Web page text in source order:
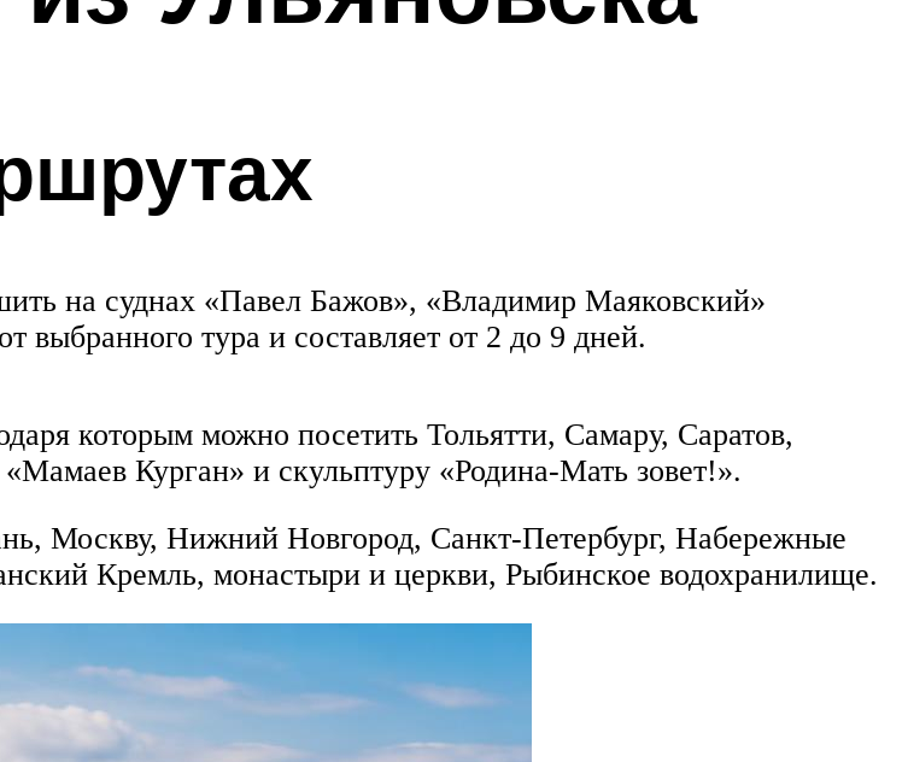
на суднах «Павел Бажов», «Владимир Маяковский»
выбранного тура и составляет от 2 до 9 дней.
которым можно посетить Тольятти, Самару, Саратов,
Курган» и скульптуру «Родина-Мать зовет!».
Москву, Нижний Новгород, Санкт-Петербург, Набережные
Кремль, монастыри и церкви, Рыбинское водохранилище.